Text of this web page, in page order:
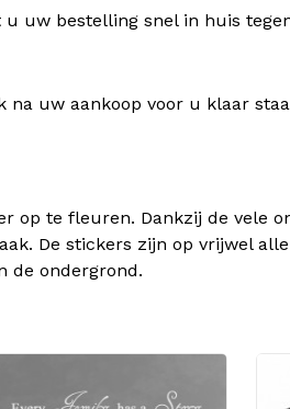
uw bestelling snel in huis
uw aankoop voor u klaar
op te fleuren. Dankzij de vele
De stickers zijn op vrijwel
de ondergrond.